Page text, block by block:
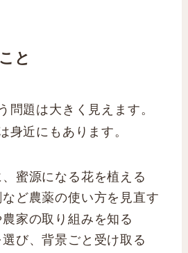
と
問題は大きく見えます。
身近にもあります。
蜜源になる花を植える
ど農薬の使い方を見直す
家の取り組みを知る
び、背景ごと受け取る